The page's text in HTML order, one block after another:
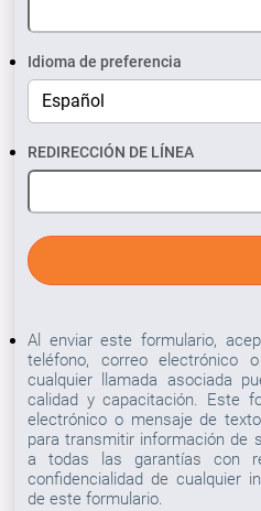
Idioma de preferencia
REDIRECCIÓN DE LÍNEA
Al enviar este formulario,
teléfono, correo electrónico
cualquier llamada asociada
calidad y capacitación. Este
electrónico o mensaje de
para transmitir información de
a todas las garantías con
confidencialidad de cualquier
de este formulario.